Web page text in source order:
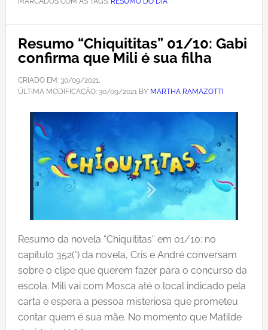
Resumo “Chiquititas” 01/10: Gabi
confirma que Mili é sua filha
CRIADO EM: 30/09/2021,
ÚLTIMA MODIFICAÇÃO: 30/09/2021BY MARTHA RAMAZOTTI
Resumo da novela “Chiquititas” em 01/10: no
capítulo 352(*) da novela, Cris e André conversam
sobre o clipe que querem fazer para o concurso da
escola. Mili vai com Mosca até o local indicado pela
carta e espera a pessoa misteriosa que prometeu
contar quem é sua mãe. No momento que Matilde